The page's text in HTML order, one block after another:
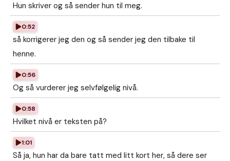
Hun skriver og så sender hun til meg.
0:52
så korrigerer jeg den og så sender jeg den tilbake til
henne.
0:56
Og så vurderer jeg selvfølgelig nivå.
0:58
Hvilket nivå er teksten på?
1:01
Så ja, hun har da bare tatt med litt kort her, så dere ser